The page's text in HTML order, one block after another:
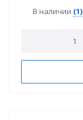
В наличии (1)